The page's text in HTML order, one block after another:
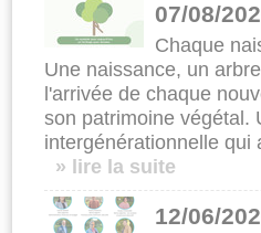
07/08/
Chaque
Une naissance, un
l'arrivée de chaque
son patrimoine végétal.
intergénérationnelle qui
» lire la suite
12/06/